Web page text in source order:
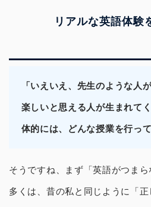
リアルな英語体験
「いえいえ、先生のような人
楽しいと思える人が生まれて
体的には、どんな授業を行っ
そうですね、まず「英語がつま
多くは、昔の私と同じように「